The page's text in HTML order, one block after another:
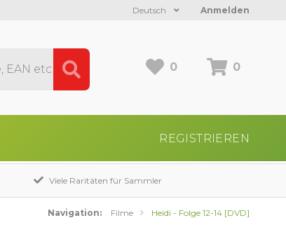
Anmelden
Deutsch
0 0
REGISTRIEREN
Viele Raritäten für Sammler
Navigation: Filme Heidi - Folge 12-14 [DVD]